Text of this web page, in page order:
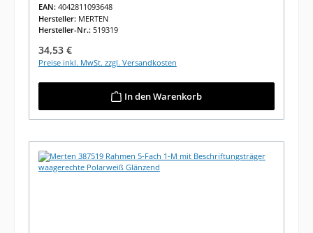
EAN: 4042811093648
Hersteller: MERTEN
Hersteller-Nr.: 519319
Regulärer Preis:
34,53 €
Preise inkl. MwSt. zzgl. Versandkosten
In den Warenkorb